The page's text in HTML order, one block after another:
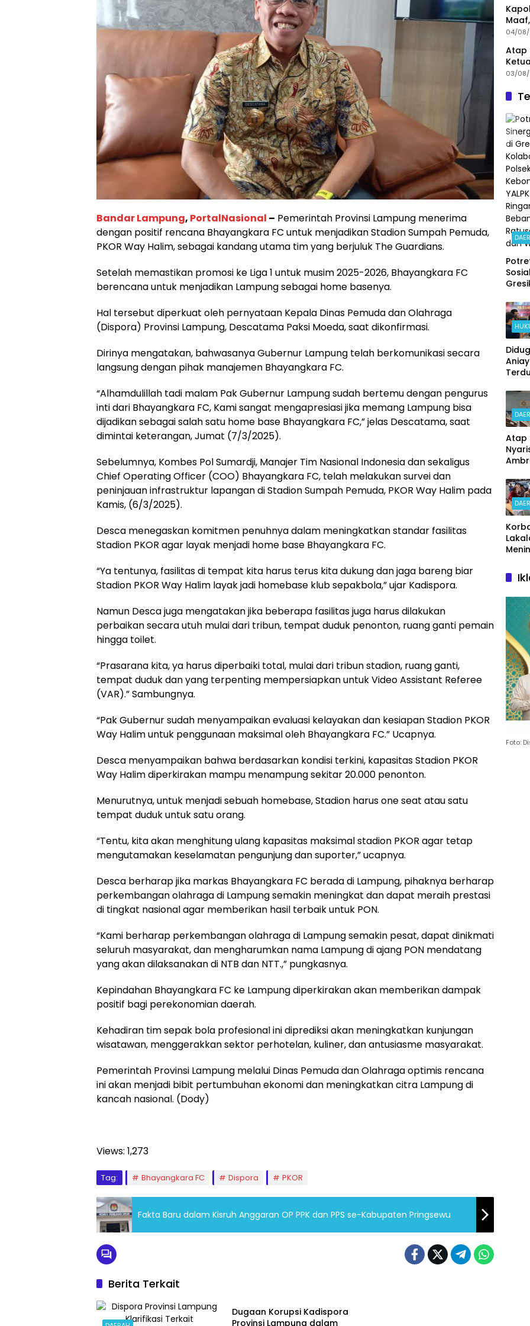
Bandar Lampung, PortalNasional – Pemerintah Provinsi Lampung menerima
dengan positif rencana Bhayangkara FC untuk menjadikan Stadion Sumpah Pemuda,
PKOR Way Halim, sebagai kandang utama tim yang berjuluk The Guardians.
Setelah memastikan promosi ke Liga 1 untuk musim 2025-2026, Bhayangkara FC
berencana untuk menjadikan Lampung sebagai home basenya.
Hal tersebut diperkuat oleh pernyataan Kepala Dinas Pemuda dan Olahraga
(Dispora) Provinsi Lampung, Descatama Paksi Moeda, saat dikonfirmasi.
Dirinya mengatakan, bahwasanya Gubernur Lampung telah berkomunikasi secara
langsung dengan pihak manajemen Bhayangkara FC.
“Alhamdulillah tadi malam Pak Gubernur Lampung sudah bertemu dengan pengurus
inti dari Bhayangkara FC, Kami sangat mengapresiasi jika memang Lampung bisa
dijadikan sebagai salah satu home base Bhayangkara FC,” jelas Descatama, saat
dimintai keterangan, Jumat (7/3/2025).
Sebelumnya, Kombes Pol Sumardji, Manajer Tim Nasional Indonesia dan sekaligus
Chief Operating Officer (COO) Bhayangkara FC, telah melakukan survei dan
peninjauan infrastruktur lapangan di Stadion Sumpah Pemuda, PKOR Way Halim pada
Kamis, (6/3/2025).
Desca menegaskan komitmen penuhnya dalam meningkatkan standar fasilitas
Stadion PKOR agar layak menjadi home base Bhayangkara FC.
“Ya tentunya, fasilitas di tempat kita harus terus kita dukung dan jaga bareng biar
Stadion PKOR Way Halim layak jadi homebase klub sepakbola,” ujar Kadispora.
Namun Desca juga mengatakan jika beberapa fasilitas juga harus dilakukan
perbaikan secara utuh mulai dari tribun, tempat duduk penonton, ruang ganti pemain
hingga toilet.
“Prasarana kita, ya harus diperbaiki total, mulai dari tribun stadion, ruang ganti,
tempat duduk dan yang terpenting mempersiapkan untuk Video Assistant Referee
(VAR).” Sambungnya.
“Pak Gubernur sudah menyampaikan evaluasi kelayakan dan kesiapan Stadion PKOR
Way Halim untuk penggunaan maksimal oleh Bhayangkara FC.” Ucapnya.
Desca menyampaikan bahwa berdasarkan kondisi terkini, kapasitas Stadion PKOR
Way Halim diperkirakan mampu menampung sekitar 20.000 penonton.
Menurutnya, untuk menjadi sebuah homebase, Stadion harus one seat atau satu
tempat duduk untuk satu orang.
“Tentu, kita akan menghitung ulang kapasitas maksimal stadion PKOR agar tetap
mengutamakan keselamatan pengunjung dan suporter,” ucapnya.
Desca berharap jika markas Bhayangkara FC berada di Lampung, pihaknya berharap
perkembangan olahraga di Lampung semakin meningkat dan dapat meraih prestasi
di tingkat nasional agar memberikan hasil terbaik untuk PON.
“Kami berharap perkembangan olahraga di Lampung semakin pesat, dapat dinikmati
seluruh masyarakat, dan mengharumkan nama Lampung di ajang PON mendatang
yang akan dilaksanakan di NTB dan NTT.,” pungkasnya.
Kepindahan Bhayangkara FC ke Lampung diperkirakan akan memberikan dampak
positif bagi perekonomian daerah.
Kehadiran tim sepak bola profesional ini diprediksi akan meningkatkan kunjungan
wisatawan, menggerakkan sektor perhotelan, kuliner, dan antusiasme masyarakat.
Pemerintah Provinsi Lampung melalui Dinas Pemuda dan Olahraga optimis rencana
ini akan menjadi bibit pertumbuhan ekonomi dan meningkatkan citra Lampung di
kancah nasional. (Dody)
Views: 1,273
Tag: Bhayangkara FC Dispora PKOR
Fakta Baru dalam Kisruh Anggaran OP PPK dan PPS se-Kabupaten Pringsewu
Berita Terkait
Dugaan Korupsi Kadispora
Provinsi Lampung dalam
04/
Atap
03/
dan
dan
Atap
an
Demi
Gelar
Doa
Foto: